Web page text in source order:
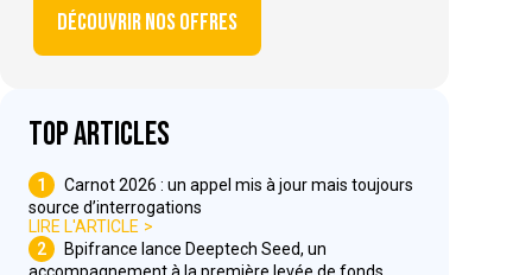
Découvrir nos offres
Top articles
1
Carnot 2026 : un appel mis à jour mais toujours
source d’interrogations
LIRE L'ARTICLE
2
Bpifrance lance Deeptech Seed, un